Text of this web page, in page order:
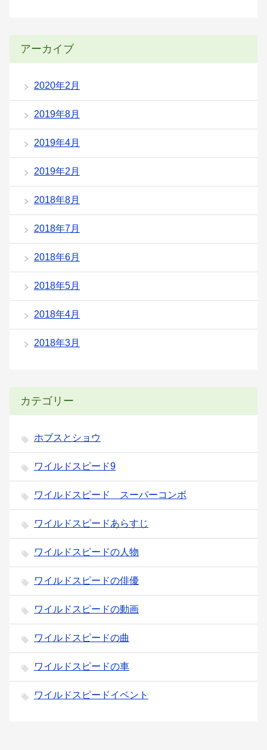
アーカイブ
2020年2月
2019年8月
2019年4月
2019年2月
2018年8月
2018年7月
2018年6月
2018年5月
2018年4月
2018年3月
カテゴリー
ホブスとショウ
ワイルドスピード9
ワイルドスピード スーパーコンボ
ワイルドスピードあらすじ
ワイルドスピードの人物
ワイルドスピードの俳優
ワイルドスピードの動画
ワイルドスピードの曲
ワイルドスピードの車
ワイルドスピードイベント